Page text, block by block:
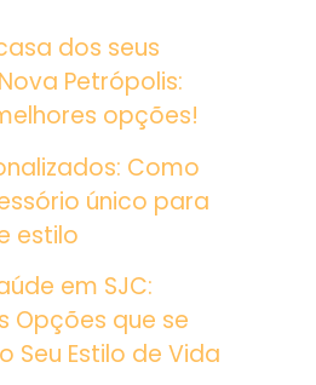
dos seus
Petrópolis:
opções!
Como
único para
estilo
em SJC:
Opções que se
Seu Estilo de Vida